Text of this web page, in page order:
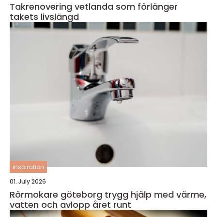
Takrenovering vetlanda som förlänger
takets livslängd
inspiration
01. July 2026
Rörmokare göteborg trygg hjälp med värme,
vatten och avlopp året runt